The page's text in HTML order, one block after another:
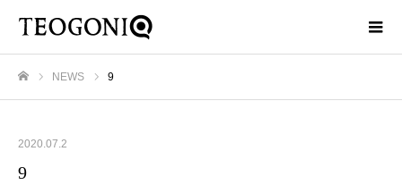
NEWS 9
2020.07.2
9